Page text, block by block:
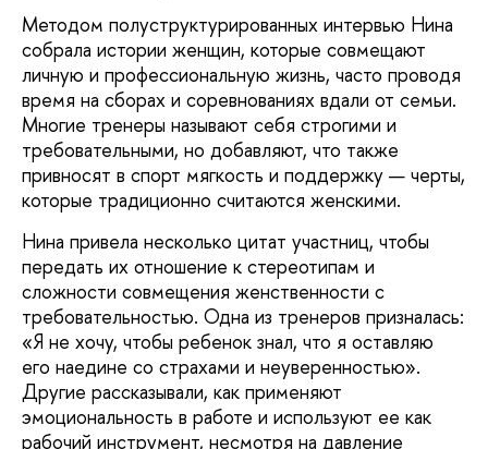
Методом полуструктурированных интервью Нина
собрала истории женщин, которые совмещают
личную и профессиональную жизнь, часто проводя
время на сборах и соревнованиях вдали от семьи.
Многие тренеры называют себя строгими и
требовательными, но добавляют, что также
привносят в спорт мягкость и поддержку — черты,
которые традиционно считаются женскими.
Нина привела несколько цитат участниц, чтобы
передать их отношение к стереотипам и
сложности совмещения женственности с
требовательностью. Одна из тренеров призналась:
«Я не хочу, чтобы ребенок знал, что я оставляю
его наедине со страхами и неуверенностью».
Другие рассказывали, как применяют
эмоциональность в работе и используют ее как
рабочий инструмент, несмотря на давление